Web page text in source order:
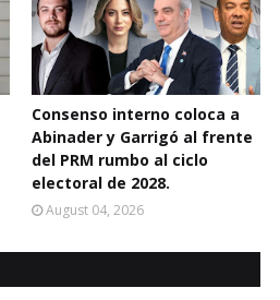
Consenso interno coloca a
Abinader y Garrigó al frente
del PRM rumbo al ciclo
electoral de 2028.
August 04, 2026